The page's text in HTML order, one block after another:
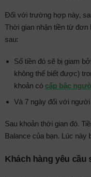
Đối với trường hợp này,
Thời gian nhận tiền từ đơn
sau:
Số tiền đó sẽ bị giam bởi
không thể biết được)
khoản có cấp bậc
Và 7 ngày đối với người
Sau khoản thời gian đó.
Balance của bạn. Lúc này
Khách hàng yêu cầu